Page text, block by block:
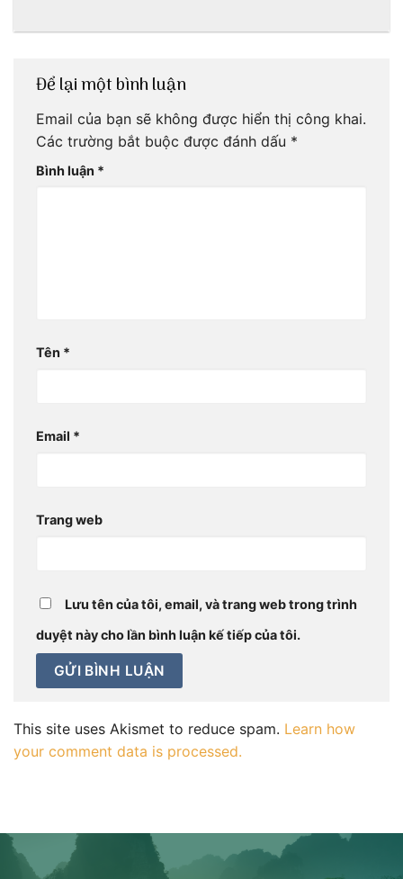
Để lại một bình luận
Email của bạn sẽ không được hiển thị công khai.
Các trường bắt buộc được đánh dấu *
Bình luận *
Tên *
Email *
Trang web
Lưu tên của tôi, email, và trang web trong trình
duyệt này cho lần bình luận kế tiếp của tôi.
This site uses Akismet to reduce spam. Learn how
your comment data is processed.